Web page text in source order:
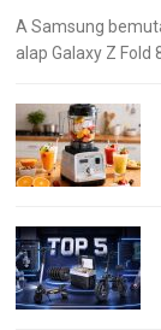
A Samsung
alap Galaxy Z Fold